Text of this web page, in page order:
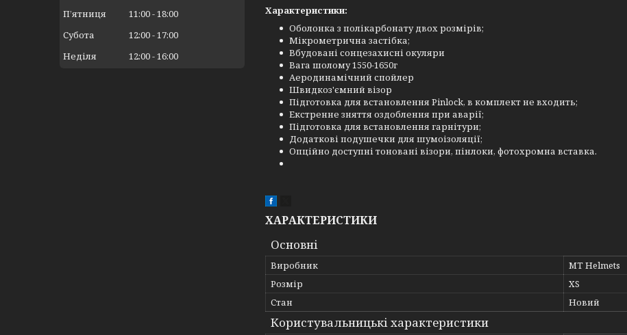
Характеристики:
Оболонка з полікарбонату двох розмірів;
Мікрометрична застібка;
Вбудовані сонцезахисні окуляри
Вага шолому 1550-1650г
Аеродинамічний спойлер
Швидкоз'ємний візор
Підготовка для встановлення Pinlock, в комплект не входить;
Екстренне зняття оздоблення при аварії;
Підготовка для встановлення гарнітури;
Додаткові подушечки для шумоізоляції;
Опційно доступні тоновані візори, пінлоки, фотохромна вставка.
ХАРАКТЕРИСТИКИ
Основні
Виробник
MT Helmets
Розмір
XS
Стан
Новий
Користувальницькі характеристики
Пʼятниця
11:00 18:00
Субота
12:00 17:00
Неділя
12:00 16:00